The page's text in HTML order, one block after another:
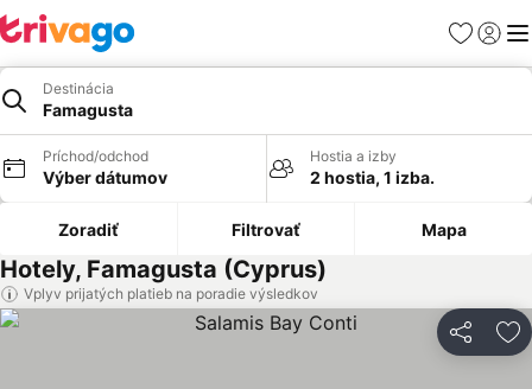
Obľúbené
Destinácia
Famagusta
Príchod/odchod
Výber dátumov
Hostia a izby
2 hostia, 1 izba.
Zoradiť Filtrovať Mapa
Hotely, Famagusta (Cyprus)
Vplyv prijatých platieb na poradie výsledkov
Zdieľať